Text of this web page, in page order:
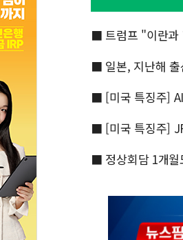
■ 트럼프 "이란과
■ 일본, 지난해 출
■ [미국 특징주]
■ [미국 특징주]
■ 정상회담 1개월